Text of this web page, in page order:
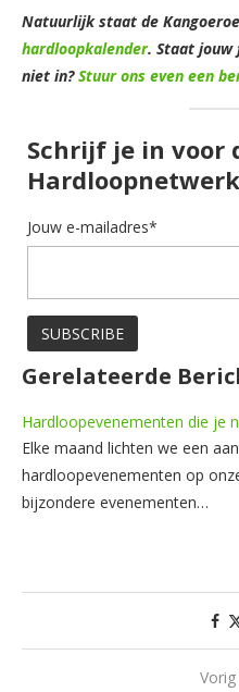
Natuurlijk staat de
hardloopkalender. Staat jouw
niet in?Stuur ons even een
Schrijf je in voor
Jouw e-mailadres*
Gerelateerde
Hardloopevenementen die je
Elke maand lichten we een
hardloopevenementen op
bijzondere evenementen…